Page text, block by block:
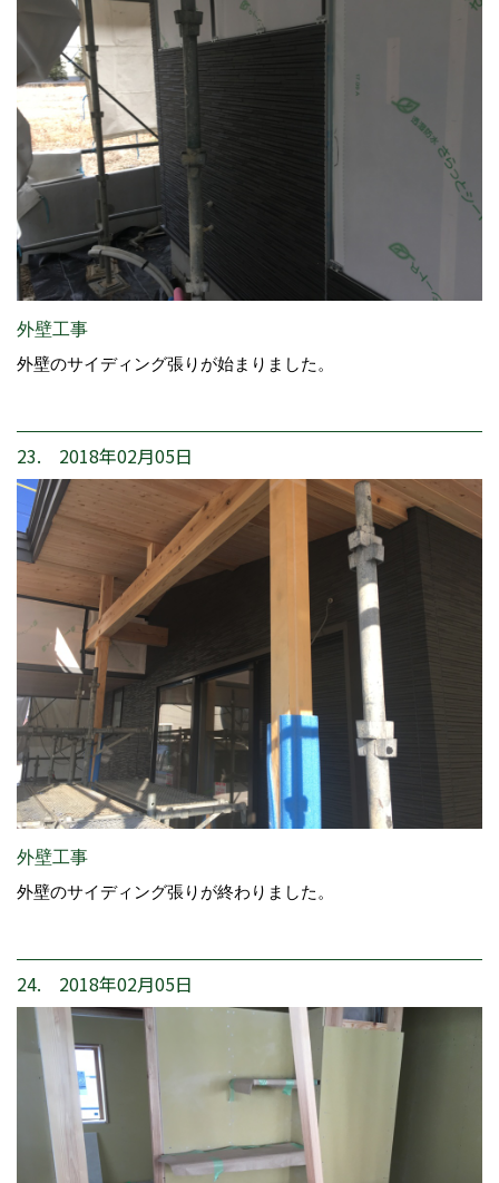
外壁工事
外壁のサイディング張りが始まりました。
23. 2018年02月05日
外壁工事
外壁のサイディング張りが終わりました。
24. 2018年02月05日